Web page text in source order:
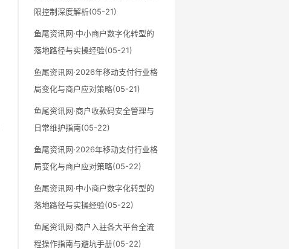
限控制深度解析(05-21)
鱼尾资讯网·中小商户数字化转型的
落地路径与实操经验(05-21)
鱼尾资讯网·2026年移动支付行业格
局变化与商户应对策略(05-21)
鱼尾资讯网·商户收款码安全管理与
日常维护指南(05-22)
鱼尾资讯网·2026年移动支付行业格
局变化与商户应对策略(05-22)
鱼尾资讯网·中小商户数字化转型的
落地路径与实操经验(05-22)
鱼尾资讯网·商户入驻各大平台全流
程操作指南与避坑手册(05-22)